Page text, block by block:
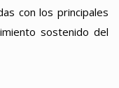
con los principales
sostenido del